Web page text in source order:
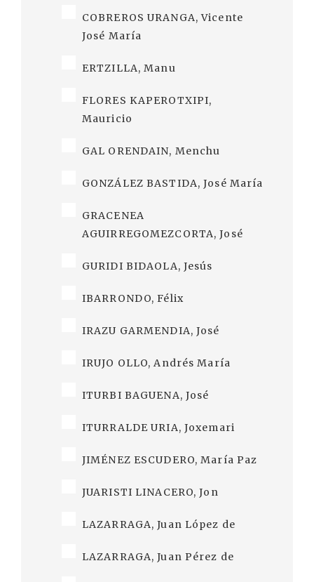
COBREROS URANGA, Vicente
José María
ERTZILLA, Manu
FLORES KAPEROTXIPI,
Mauricio
GAL ORENDAIN, Menchu
GONZÁLEZ BASTIDA, José María
GRACENEA
AGUIRREGOMEZCORTA, José
GURIDI BIDAOLA, Jesús
IBARRONDO, Félix
IRAZU GARMENDIA, José
IRUJO OLLO, Andrés María
ITURBI BAGUENA, José
ITURRALDE URIA, Joxemari
JIMÉNEZ ESCUDERO, María Paz
JUARISTI LINACERO, Jon
LAZARRAGA, Juan López de
LAZARRAGA, Juan Pérez de